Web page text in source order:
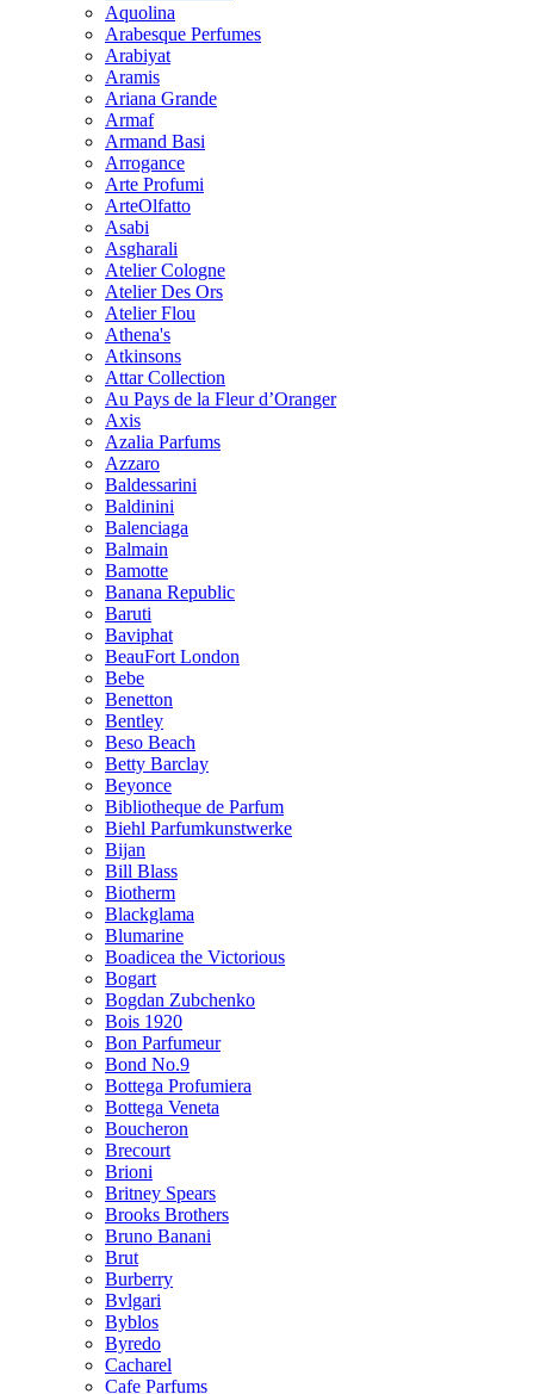
Aquolina
Arabesque Perfumes
Arabiyat
Aramis
Ariana Grande
Armaf
Armand Basi
Arrogance
Arte Profumi
ArteOlfatto
Asabi
Asgharali
Atelier Cologne
Atelier Des Ors
Atelier Flou
Athena's
Atkinsons
Attar Collection
Au Pays de la Fleur d’Oranger
Axis
Azalia Parfums
Azzaro
Baldessarini
Baldinini
Balenciaga
Balmain
Bamotte
Banana Republic
Baruti
Baviphat
BeauFort London
Bebe
Benetton
Bentley
Beso Beach
Betty Barclay
Beyonce
Bibliotheque de Parfum
Biehl Parfumkunstwerke
Bijan
Bill Blass
Biotherm
Blackglama
Blumarine
Boadicea the Victorious
Bogart
Bogdan Zubchenko
Bois 1920
Bon Parfumeur
Bond No.9
Bottega Profumiera
Bottega Veneta
Boucheron
Brecourt
Brioni
Britney Spears
Brooks Brothers
Bruno Banani
Brut
Burberry
Bvlgari
Byblos
Byredo
Cacharel
Cafe Parfums